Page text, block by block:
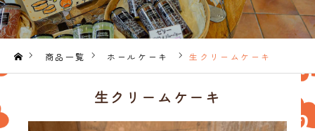
商品一覧 ホールケーキ 生クリームケーキ
生クリームケーキ
TOP
LiNZのこだわり
季節限定商品